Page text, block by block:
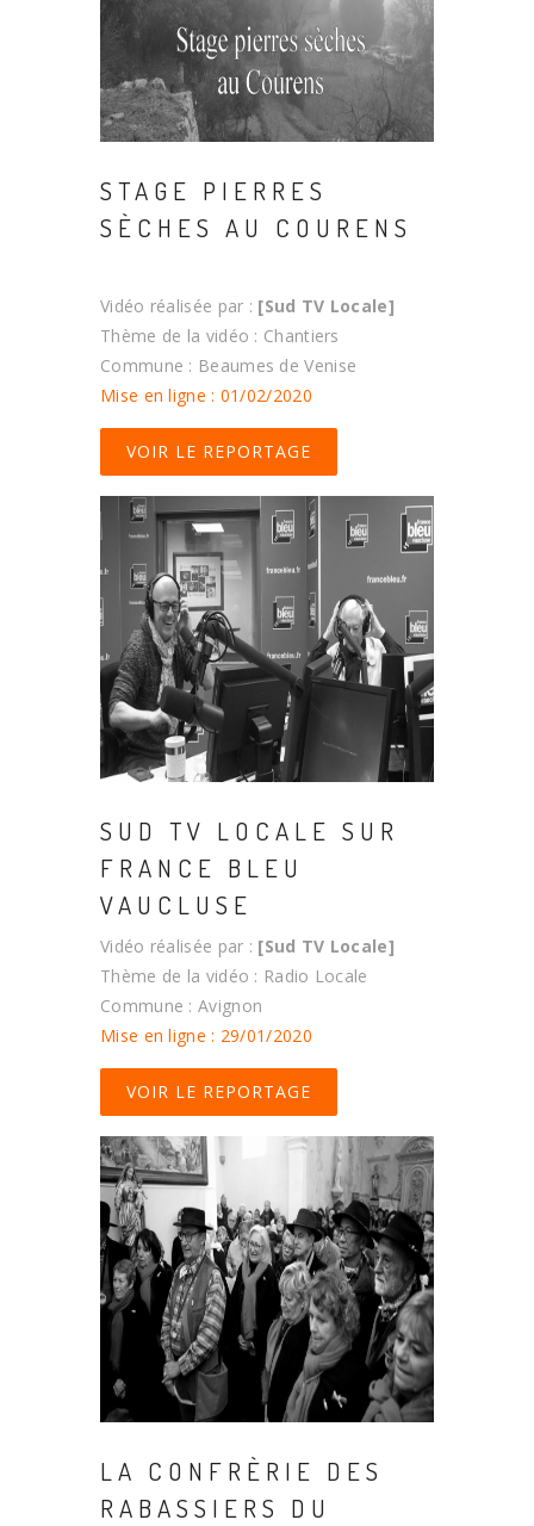
STAGE PIERRES
SÈCHES AU COURENS
Vidéo réalisée par : [Sud TV Locale]
Thème de la vidéo : Chantiers
Commune : Beaumes de Venise
Mise en ligne : 01/02/2020
VOIR LE REPORTAGE
SUD TV LOCALE SUR
FRANCE BLEU
VAUCLUSE
Vidéo réalisée par : [Sud TV Locale]
Thème de la vidéo : Radio Locale
Commune : Avignon
Mise en ligne : 29/01/2020
VOIR LE REPORTAGE
LA CONFRÈRIE DES
RABASSIERS DU